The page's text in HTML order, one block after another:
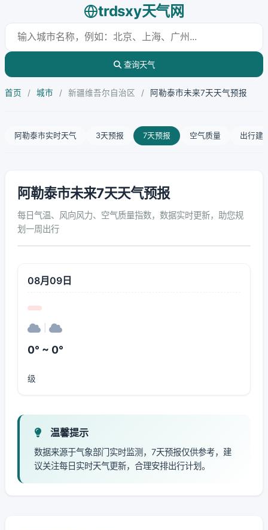
trdsxy天气网
查询天气
首页 / 城市 / 新疆维吾尔自治区 / 阿勒泰市未来7天天气预报
阿勒泰市实时天气 3天预报 7天预报 空气质量 出行建
阿勒泰市未来7天天气预报
每日气温、风向风力、空气质量指数，数据实时更新，助您规
划一周出行
08月09日
0° ~ 0°
级
温馨提示
数据来源于气象部门实时监测，7天预报仅供参考，建
议关注每日实时天气更新，合理安排出行计划。